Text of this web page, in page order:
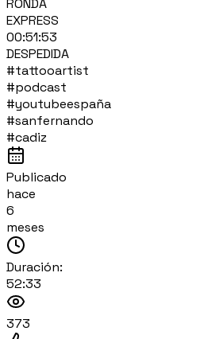
RONDA
EXPRESS
00:51:53
DESPEDIDA
#tattooartist
#podcast
#youtubeespaña
#sanfernando
#cadiz
Publicado
hace
6
meses
Duración:
52:33
373